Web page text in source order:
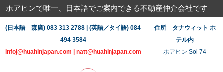
ホアヒンで唯一、日本語でご案内できる不動産仲介会社です
(日本語 森廣) 083 313 2788 | (英語／タイ語) 084
494 3584
infoj@huahinjapan.com
natt@huahinjapan.com
住所 タナウィット ホ
テル内
ホアヒン Soi 74